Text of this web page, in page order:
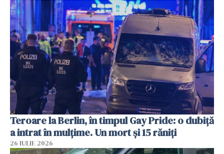
Teroare la Berlin, în timpul Gay Pride: o dubiță
a intrat în mulțime. Un mort și 15 răniți
26 IULIE 2026